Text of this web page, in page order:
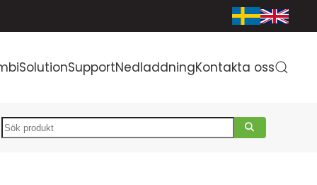
SupportNedladdningKontakta oss
Search